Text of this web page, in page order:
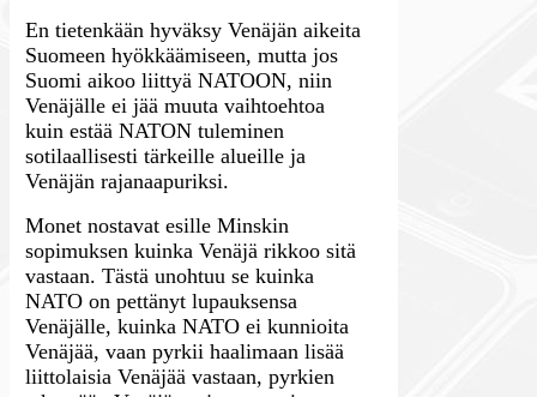
En tietenkään hyväksy Venäjän aikeita
Suomeen hyökkäämiseen, mutta jos
Suomi aikoo liittyä NATOON, niin
Venäjälle ei jää muuta vaihtoehtoa
kuin estää NATON tuleminen
sotilaallisesti tärkeille alueille ja
Venäjän rajanaapuriksi.
Monet nostavat esille Minskin
sopimuksen kuinka Venäjä rikkoo sitä
vastaan. Tästä unohtuu se kuinka
NATO on pettänyt lupauksensa
Venäjälle, kuinka NATO ei kunnioita
Venäjää, vaan pyrkii haalimaan lisää
liittolaisia Venäjää vastaan, pyrkien